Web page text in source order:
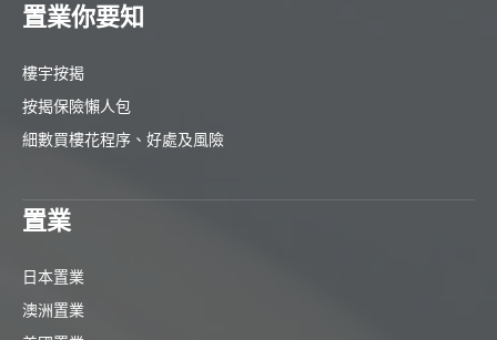
置業你要知
樓宇按揭
按揭保險懶人包
細數買樓花程序、好處及風險
置業
日本置業
澳洲置業